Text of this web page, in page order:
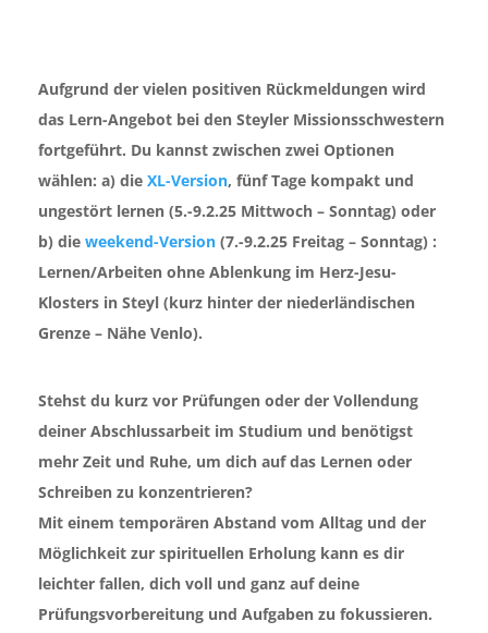
Aufgrund der vielen positiven Rückmeldungen wird
das Lern-Angebot bei den Steyler Missionsschwestern
fortgeführt. Du kannst zwischen zwei Optionen
wählen: a) die XL-Version, fünf Tage kompakt und
ungestört lernen (5.-9.2.25 Mittwoch – Sonntag) oder
b) die weekend-Version(7.-9.2.25 Freitag – Sonntag) :
Lernen/Arbeiten ohne Ablenkung im Herz-Jesu-
Klosters in Steyl (kurz hinter der niederländischen
Grenze – Nähe Venlo).
Stehst du kurz vor Prüfungen oder der Vollendung
deiner Abschlussarbeit im Studium und benötigst
mehr Zeit und Ruhe, um dich auf das Lernen oder
Schreiben zu konzentrieren?
Mit einem temporären Abstand vom Alltag und der
Möglichkeit zur spirituellen Erholung kann es dir
leichter fallen, dich voll und ganz auf deine
Prüfungsvorbereitung und Aufgaben zu fokussieren.